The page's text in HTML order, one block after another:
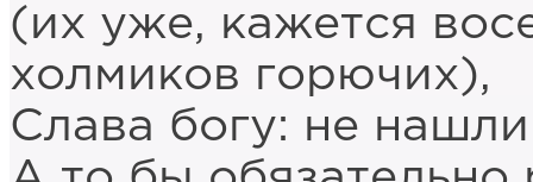
(их уже, кажется
холмиков горючих),
Слава богу: не